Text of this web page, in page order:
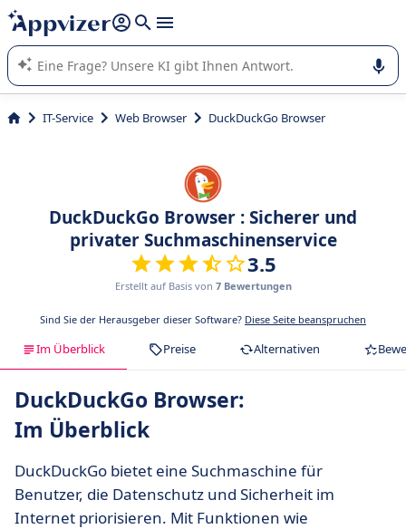
beantworten (mehrere Zeilen mit
Die KI von Appvizer führt Sie bei der Nutzung oder Auswahl
von SaaS-Software in Unternehmen.
IT-Service Web Browser DuckDuckGo Browser
DuckDuckGo Browser : Sicherer und
privater Suchmaschinenservice
3.5
Erstellt auf Basis von 7 Bewertungen
Sind Sie der Herausgeber dieser Software? Diese Seite beanspruchen
Im Überblick Preise Alternativen
DuckDuckGo Browser:
Im Überblick
DuckDuckGo bietet eine Suchmaschine für
Benutzer, die Datenschutz und Sicherheit im
Internet priorisieren. Mit Funktionen wie